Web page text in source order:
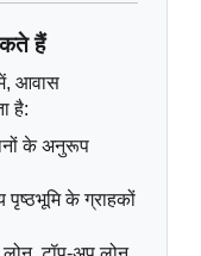
हैं
आवास
है:
के अनुरूप
पृष्ठभूमि के ग्राहकों